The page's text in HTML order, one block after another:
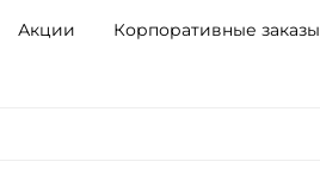
Акции Корпоративные заказы